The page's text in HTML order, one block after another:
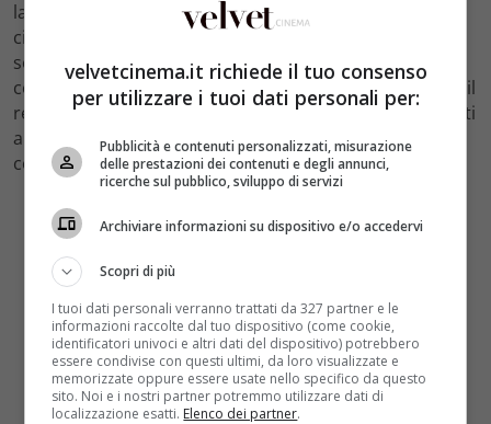
la regia di Nanni Loy. Anche se si fa conoscere sia al
cinema che in televisione gli anni ’90 lo legano
soprattutto a contesti dialettali in commedie tipiche
come nel personaggio di Don Raffaele inAnni ’50. Sarà il
regista Pier Francesco Pingitore a valorizzare le sue doti
artistiche offrendogli nuovi ruoli di un certo spessore
come del
Papa Alessandro VI.
velvetcinema.it richiede il tuo consenso
per utilizzare i tuoi dati personali per:
Pubblicità e contenuti personalizzati, misurazione
delle prestazioni dei contenuti e degli annunci,
ricerche sul pubblico, sviluppo di servizi
Archiviare informazioni su dispositivo e/o accedervi
Scopri di più
I tuoi dati personali verranno trattati da 327 partner e le
informazioni raccolte dal tuo dispositivo (come cookie,
identificatori univoci e altri dati del dispositivo) potrebbero
essere condivise con questi ultimi, da loro visualizzate e
memorizzate oppure essere usate nello specifico da questo
sito. Noi e i nostri partner potremmo utilizzare dati di
localizzazione esatti. Elenco dei partner.